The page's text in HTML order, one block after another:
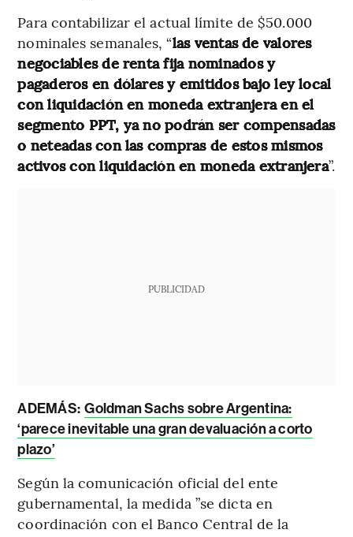
Para contabilizar el actual límite de $50.000
nominales semanales, “las ventas de valores
negociables de renta fija nominados y
pagaderos en dólares y emitidos bajo ley local
con liquidación en moneda extranjera en el
segmento PPT, ya no podrán ser compensadas
o neteadas con las compras de estos mismos
activos con liquidación en moneda extranjera”.
PUBLICIDAD
ADEMÁS: Goldman Sachs sobre Argentina:
‘parece inevitable una gran devaluación a corto
plazo’
Según la comunicación oficial del ente
gubernamental, la medida ”se dicta en
coordinación con el Banco Central de la